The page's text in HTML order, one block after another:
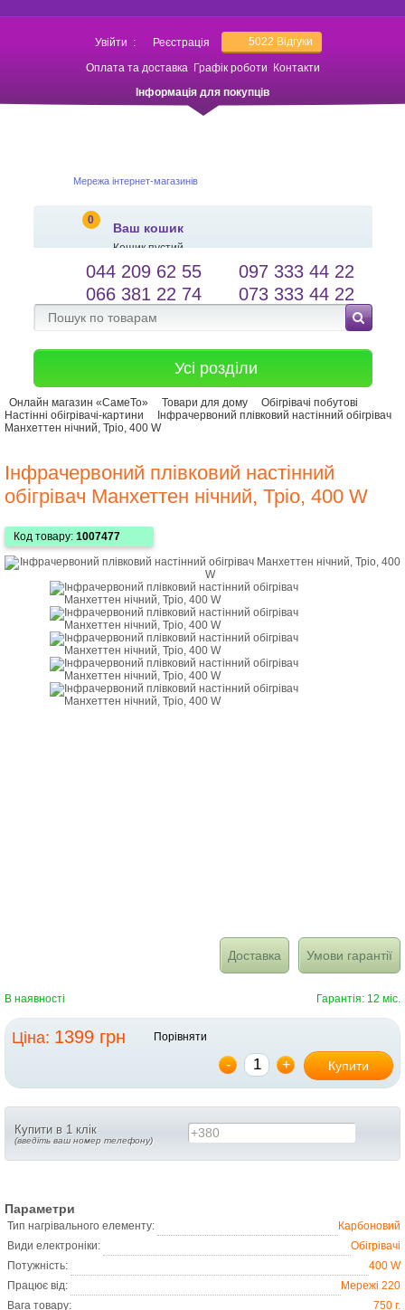
Увійти : Реєстрація 5022 Відгуки
Оплата та доставка Графік роботи
Контакти
Інформація для покупців
Мережа інтернет-магазинів
0
Ваш кошик
Кошик пустий
salessameto@gmail.com
Зворотній зв'язок
Мова сайту
044 209 62 55
097 333 44 22
066 381 22 74
073 333 44 22
Усі розділи
Онлайн магазин «СамеТо» Товари для дому
Обігрівачі побутові
Настінні обігрівачі-картини
Інфрачервоний плівковий настінний обігрівач
Манхеттен нічний, Тріо, 400 W
Інфрачервоний плівковий настінний
обігрівач Манхеттен нічний, Тріо, 400 W
Код товару: 1007477
Доставка Умови гарантії
В наявності Гарантія: 12 міс.
Ціна: 1399 грн Порівняти
- + Купити
Купити в 1 клік
(введіть ваш номер телефону) +380
Параметри
Тип нагрівального елементу:
Карбоновий
Види електроніки:
Обігрівачі
Потужність:
400 W
Працює від:
Мережі 220
Вага товару:
750 г.